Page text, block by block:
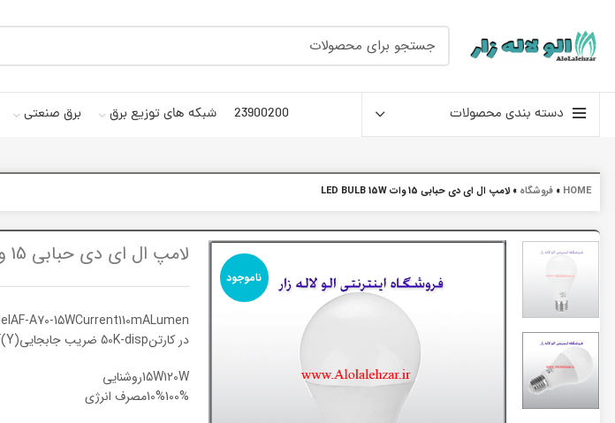
دسته بندی محصولات 23900200 شبکه های توزیع برق برق صنعتی
HOME
» فروشگاه » لامپ ال ای دی حبابی 15 وات LED BULB 15W
ناموجود
لامپ ال ای دی حبابی 15 وات LED BULB 15W
در کارتن50K-disp ضریب جابجایی0.9L(X),F(Y) – طول عمر نسبیL70,F50Efficiency(lm/W)>90انحراف از دمای رنگ7Lumen maintenance8
15W120Wروشنایی
10%100%مصرف انرژی